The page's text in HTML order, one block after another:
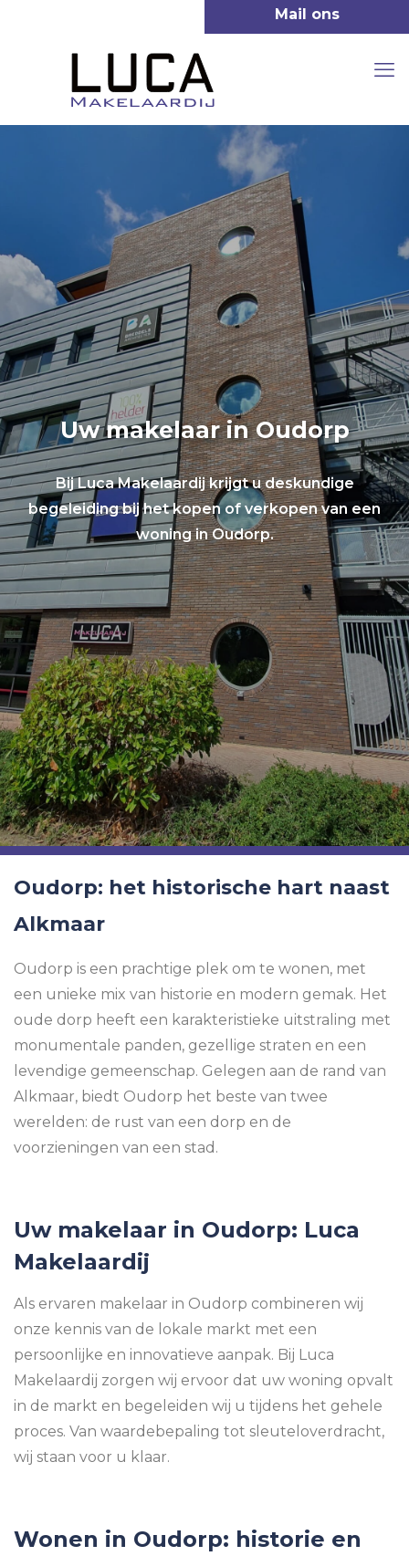
Uw makelaar in Oudorp
Bij Luca Makelaardij krijgt u deskundige
begeleiding bij het kopen of verkopen van een
woning in Oudorp.
Oudorp: het historische hart naast
Alkmaar
Oudorp is een prachtige plek om te wonen, met
een unieke mix van historie en modern gemak. Het
oude dorp heeft een karakteristieke uitstraling met
monumentale panden, gezellige straten en een
levendige gemeenschap. Gelegen aan de rand van
Alkmaar, biedt Oudorp het beste van twee
werelden: de rust van een dorp en de
voorzieningen van een stad.
Uw makelaar in Oudorp: Luca
Makelaardij
Als ervaren makelaar in Oudorp combineren wij
onze kennis van de lokale markt met een
persoonlijke en innovatieve aanpak. Bij Luca
Makelaardij zorgen wij ervoor dat uw woning opvalt
in de markt en begeleiden wij u tijdens het gehele
proces. Van waardebepaling tot sleuteloverdracht,
wij staan voor u klaar.
Wonen in Oudorp: historie en